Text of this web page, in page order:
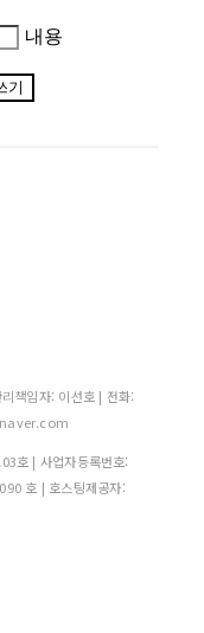
내용
기
책임자: 이선호 | 전화:
호 | 사업자등록번호:
호 | 호스팅제공자: